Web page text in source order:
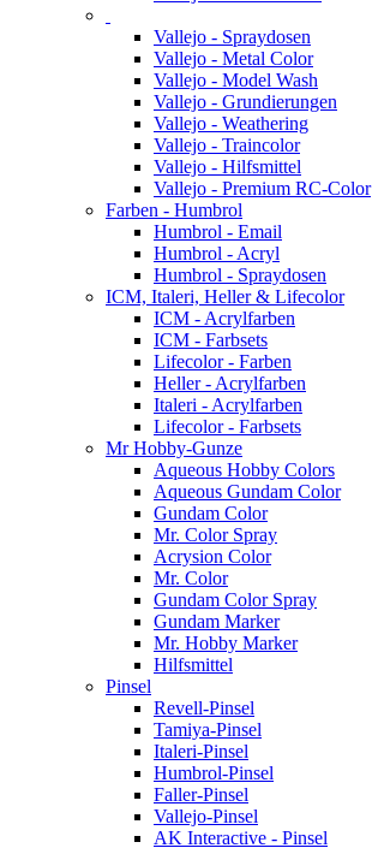
Vallejo - Spraydosen
Vallejo - Metal Color
Vallejo - Model Wash
Vallejo - Grundierungen
Vallejo - Weathering
Vallejo - Traincolor
Vallejo - Hilfsmittel
Vallejo - Premium RC-Color
Farben - Humbrol
Humbrol - Email
Humbrol - Acryl
Humbrol - Spraydosen
ICM, Italeri, Heller & Lifecolor
ICM - Acrylfarben
ICM - Farbsets
Lifecolor - Farben
Heller - Acrylfarben
Italeri - Acrylfarben
Lifecolor - Farbsets
Mr Hobby-Gunze
Aqueous Hobby Colors
Aqueous Gundam Color
Gundam Color
Mr. Color Spray
Acrysion Color
Mr. Color
Gundam Color Spray
Gundam Marker
Mr. Hobby Marker
Hilfsmittel
Pinsel
Revell-Pinsel
Tamiya-Pinsel
Italeri-Pinsel
Humbrol-Pinsel
Faller-Pinsel
Vallejo-Pinsel
AK Interactive - Pinsel